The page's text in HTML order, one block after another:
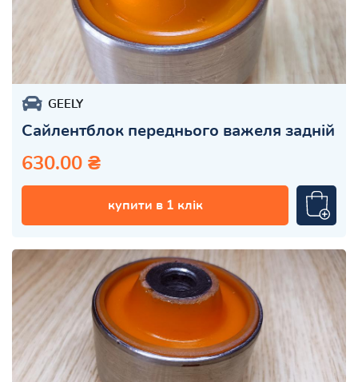
GEELY
Сайлентблок переднього важеля задній
630.00 ₴
купити в 1 клік